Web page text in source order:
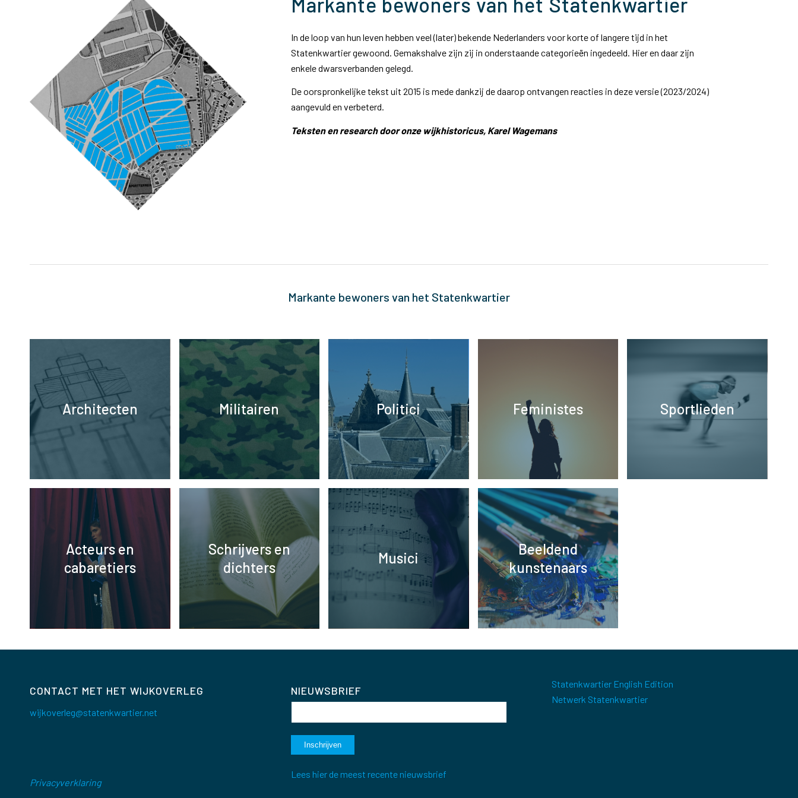
In de loop van hun leven hebben veel (later) bekende Nederlanders voor korte of langere tijd in het
Statenkwartier gewoond. Gemakshalve zijn zij in onderstaande categorieën ingedeeld. Hier en daar zijn
enkele dwarsverbanden gelegd.
De oorspronkelijke tekst uit 2015 is mede dankzij de daarop ontvangen reacties in deze versie (2023/2024)
aangevuld en verbeterd.
Teksten en research door onze wijkhistoricus, Karel Wagemans
Markante bewoners van het Statenkwartier
Architecten Militairen Politici Feministes Sportlieden
Acteurs en
cabaretiers
Schrijvers en
dichters
Musici
Beeldend
kunstenaars
CONTACT MET HET WIJKOVERLEG
wijkoverleg@statenkwartier.net
Privacyverklaring
NIEUWSBRIEF
Lees hier de meest recente nieuwsbrief
Statenkwartier English Edition
Netwerk Statenkwartier